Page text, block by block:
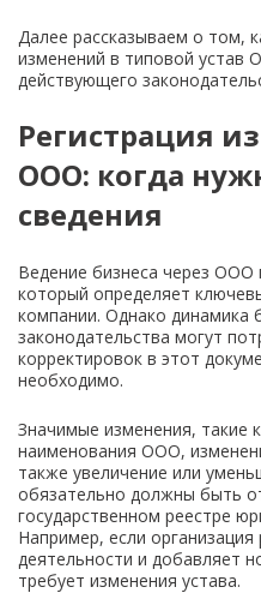
Далее рассказываем о том,
изменений в типовой устав
действующего
Регистрация
ООО: когда
сведения
Ведение бизнеса через ООО
который определяет
компании. Однако динамика
законодательства могут
корректировок в этот
необходимо.
Значимые изменения, такие
наименования ООО,
также увеличение или
обязательно должны быть
государственном реестре
Например, если
деятельности и добавляет
требует изменения устава.